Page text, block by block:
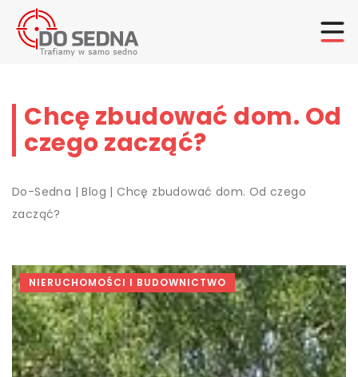
Chcę zbudować dom. Od
czego zacząć?
Do-Sedna |Blog |Chcę zbudować dom. Od czego
zacząć?
NIERUCHOMOŚCI I BUDOWNICTWO